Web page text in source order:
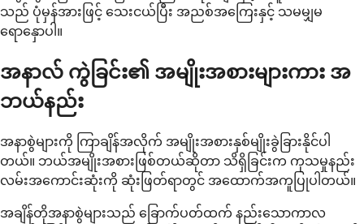
သည် ပုံမှန်အားဖြင့် သေးငယ်ပြီး အညစ်အကြေးနှင့် သမမျှမ
ရောနှောပါ။
အနာလ် ကွဲခြင်း၏ အမျိုးအစားများကား အ
ဘယ်နည်း
အနာစွဲများကို ကြာချိန်အလိုက် အမျိုးအစားနှစ်မျိုးခွဲခြားနိုင်ပါ
တယ်။ ဘယ်အမျိုးအစားဖြစ်တယ်ဆိုတာ သိရှိခြင်းက ကုသမှုနည်း
လမ်းအကောင်းဆုံးကို ဆုံးဖြတ်ရာတွင် အထောက်အကူပြုပါတယ်။
အချိန်တိုအနာစွဲများသည် ခြောက်ပတ်ထက် နည်းသောကာလ